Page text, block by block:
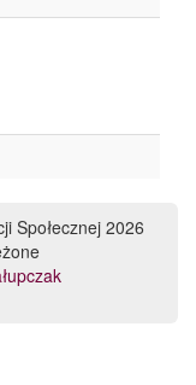
Społecznej 2026